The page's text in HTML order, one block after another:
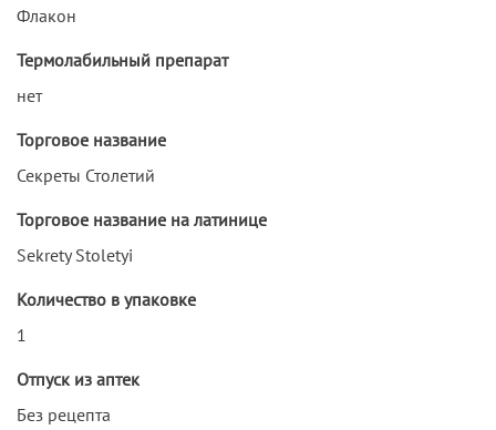
Флакон
Термолабильный препарат
нет
Торговое название
Секреты Столетий
Торговое название на латинице
Sekrety Stoletyi
Количество в упаковке
1
Отпуск из аптек
Без рецепта